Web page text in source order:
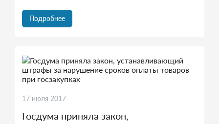
Подробнее
17 июля 2017
Госдума приняла закон,